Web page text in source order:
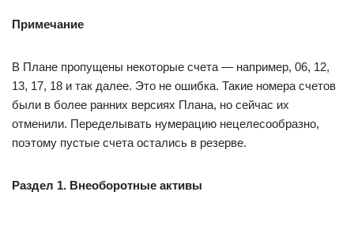
Примечание
В Плане пропущены некоторые счета — например, 06, 12,
13, 17, 18 и так далее. Это не ошибка. Такие номера счетов
были в более ранних версиях Плана, но сейчас их
отменили. Переделывать нумерацию нецелесообразно,
поэтому пустые счета остались в резерве.
Раздел 1. Внеоборотные активы